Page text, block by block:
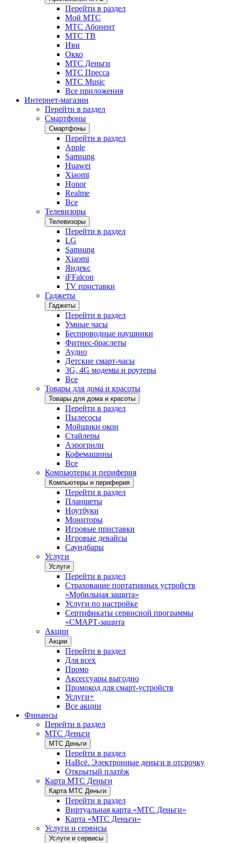
Перейти в раздел
Мой МТС
МТС Абонент
МТС ТВ
Иви
Окко
МТС Деньги
МТС Пресса
МТС Music
Все приложения
Интернет-магазин
Перейти в раздел
Смартфоны
Смартфоны
Перейти в раздел
Apple
Samsung
Huawei
Xiaomi
Honor
Realme
Все
Телевизоры
Телевизоры
Перейти в раздел
LG
Samsung
Xiaomi
Яндекс
iFFalcon
TV приставки
Гаджеты
Гаджеты
Перейти в раздел
Умные часы
Беспроводные наушники
Фитнес-браслеты
Аудио
Детские смарт-часы
3G, 4G модемы и роутеры
Все
Товары для дома и красоты
Товары для дома и красоты
Перейти в раздел
Пылесосы
Мойщики окон
Стайлеры
Аэрогрили
Кофемашины
Все
Компьютеры и периферия
Компьютеры и периферия
Перейти в раздел
Планшеты
Ноутбуки
Мониторы
Игровые приставки
Игровые девайсы
Саундбары
Услуги
Услуги
Перейти в раздел
Страхование портативных устройств
«Мобильная защита»
Услуги по настройке
Сертификаты сервисной программы
«СМАРТ-защита
Акции
Акции
Перейти в раздел
Для всех
Промо
Аксессуары выгодно
Промокод для смарт-устройств
Услуги+
Все акции
Финансы
Перейти в раздел
МТС Деньги
МТС Деньги
Перейти в раздел
НаВсё. Электронные деньги в отсрочку
Открытый платёж
Карта МТС Деньги
Карта МТС Деньги
Перейти в раздел
Виртуальная карта «МТС Деньги»
Карта «МТС Деньги»
Услуги и сервисы
Услуги и сервисы